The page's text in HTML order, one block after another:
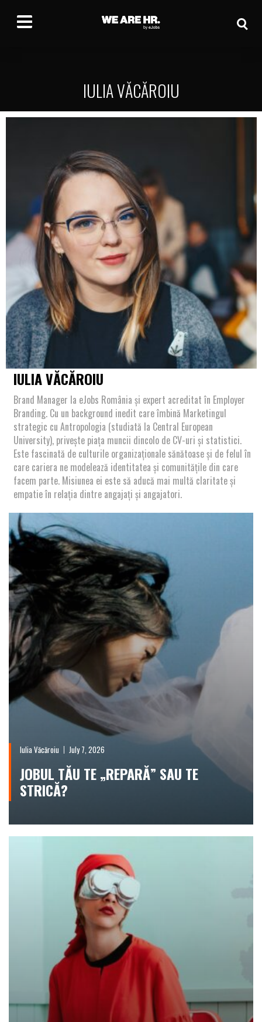
IULIA VĂCĂROIU
IULIA VĂCĂROIU
Brand Manager la eJobs România și expert acreditat în Employer
Branding. Cu un background inedit care îmbină Marketingul
strategic cu Antropologia (studiată la Central European
University), privește piața muncii dincolo de CV-uri și statistici.
Este fascinată de culturile organizaționale sănătoase și de felul în
care cariera ne modelează identitatea și comunitățile din care
facem parte. Misiunea ei este să aducă mai multă claritate și
empatie în relația dintre angajați și angajatori.
Iulia Văcăroiu July 7, 2026
JOBUL TĂU TE „REPARĂ” SAU TE
STRICĂ?